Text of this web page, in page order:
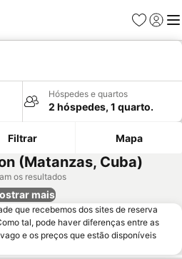
Favoritos
Iniciar
Hóspedes e quartos
2 hóspedes, 1 quarto.
Filtrar Mapa
(Matanzas, Cuba)
os resultados
mais
que recebemos dos sites de reserva
tal, pode haver diferenças entre as
e os preços que estão disponíveis